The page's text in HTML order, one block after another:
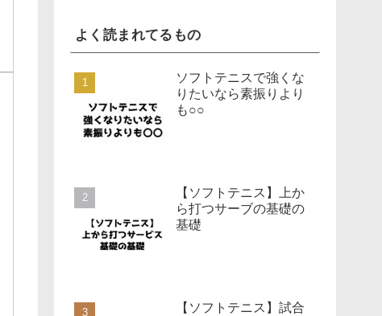
よく読まれてるもの
ソフトテニスで強くな
りたいなら素振りより
も○○
【ソフトテニス】上か
ら打つサーブの基礎の
基礎
【ソフトテニス】試合